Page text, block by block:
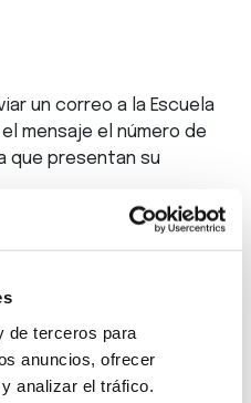
de terceros para
anuncios, ofrecer
analizar el tráfico.
un correo a la Escuela
mensaje el número de
que presentan su